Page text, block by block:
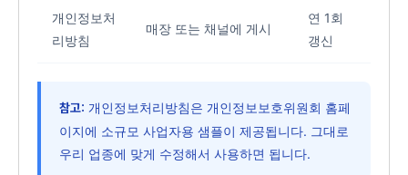
개인정보처
리방침
매장 또는 채널에 게시
연 1회
갱신
참고: 개인정보처리방침은 개인정보보호위원회 홈페
이지에 소규모 사업자용 샘플이 제공됩니다. 그대로
우리 업종에 맞게 수정해서 사용하면 됩니다.